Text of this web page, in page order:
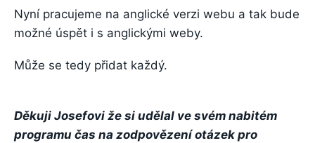
Nyní pracujeme na anglické verzi webu a tak bude
možné úspět i s anglickými weby.
Může se tedy přidat každý.
Děkuji Josefovi že si udělal ve svém nabitém
programu čas na zodpovězení otázek pro